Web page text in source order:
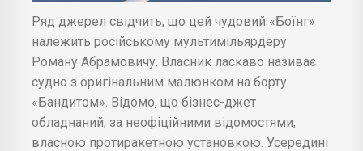
Ряд джерел свідчить, що цей чудовий «Боїнг»
належить російському мультимільярдеру
Роману Абрамовичу. Власник ласкаво називає
судно з оригінальним малюнком на борту
«Бандитом». Відомо, що бізнес-джет
обладнаний, за неофіційними відомостями,
власною протиракетною установкою. Усередині